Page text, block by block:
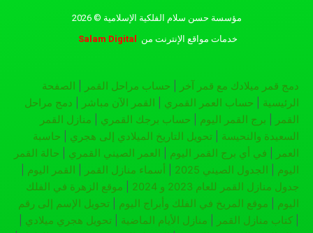
مؤسسة حسن سلام الفلكية الإسلامية © 2026
خدمات مواقع الإنترنت من Salam Digital
دمج قمر ميلادك مع قمر آخر حساب مراحل القمر
الصفحة
الرئيسية
حساب العمر القمري القمر الآن مباشر
دمج مراحل
القمر
برج القمر اليوم حساب برجك القمري
منازل القمر
السعيدة والنحيسة
تحويل التاريخ الميلادي إلى هجري
حاسبة
العمر
في أي برج القمر اليوم العمر الصيني القمري
حالة القمر
اليوم
الجدول الصيني 2025 أسماء منازل القمر القمر اليوم
جدول منازل القمر للعام 2023 و 2024
موقع الزهرة في الفلك
اليوم
موقع المريخ في الفلك وأبراج اليوم
تحويل الإسم إلى رقم
كتاب منازل القمر منازل الأيام الماضية تحويل هجري ميلادي